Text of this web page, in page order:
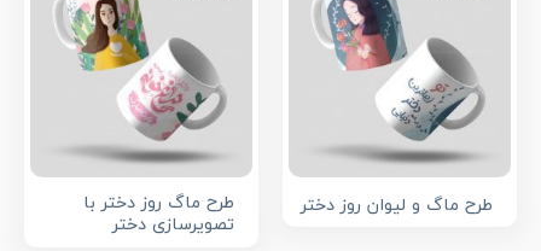
طرح ماگ و لیوان روز دختر
طرح ماگ روز دختر با
تصویرسازی دختر